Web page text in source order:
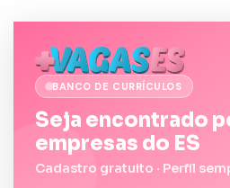
BANCO DE CURRÍCULOS
Seja encontrado
empresas do ES
Cadastro gratuito · Perfil